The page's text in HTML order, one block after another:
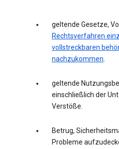
geltende Gesetze,
Rechtsverfahren
vollstreckbaren
nachzukommen.
geltende
einschließlich der
Verstöße.
Betrug,
Probleme